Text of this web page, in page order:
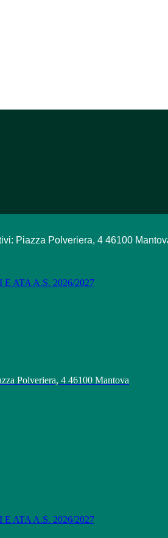
Piazza Polveriera, 4 46100
ATA A.S. 2026/2027
Polveriera, 4 46100 Mantova
ATA A.S. 2026/2027